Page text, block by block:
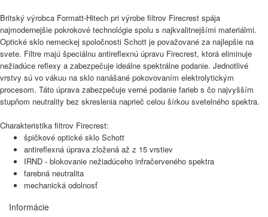
Britský výrobca Formatt-Hitech pri výrobe filtrov Firecrest spája
najmodernejšie pokrokové technológie spolu s najkvalitnejšími materiálmi.
Optické sklo nemeckej spoločnosti Schott je považované za najlepšie na
svete. Filtre majú špeciálnu antireflexnú úpravu Firecrest, ktorá eliminuje
nežiadúce reflexy a zabezpečuje ideálne spektrálne podanie. Jednotlivé
vrstvy sú vo vákuu na sklo nanášané pokovovaním elektrolytickým
procesom. Táto úprava zabezpečuje verné podanie farieb s čo najvyšším
stupňom neutrality bez skreslenia naprieč celou šírkou svetelného spektra.
Charakteristika filtrov Firecrest:
špičkové optické sklo Schott
antireflexná úprava zložená až z 15 vrstiev
IRND - blokovanie nežiadúceho infračerveného spektra
farebná neutralita
mechanická odolnosť
Informácie